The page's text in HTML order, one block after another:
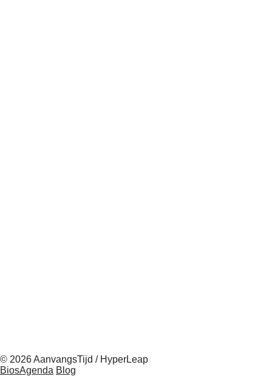
© 2026 AanvangsTijd / HyperLeap
BiosAgenda Blog